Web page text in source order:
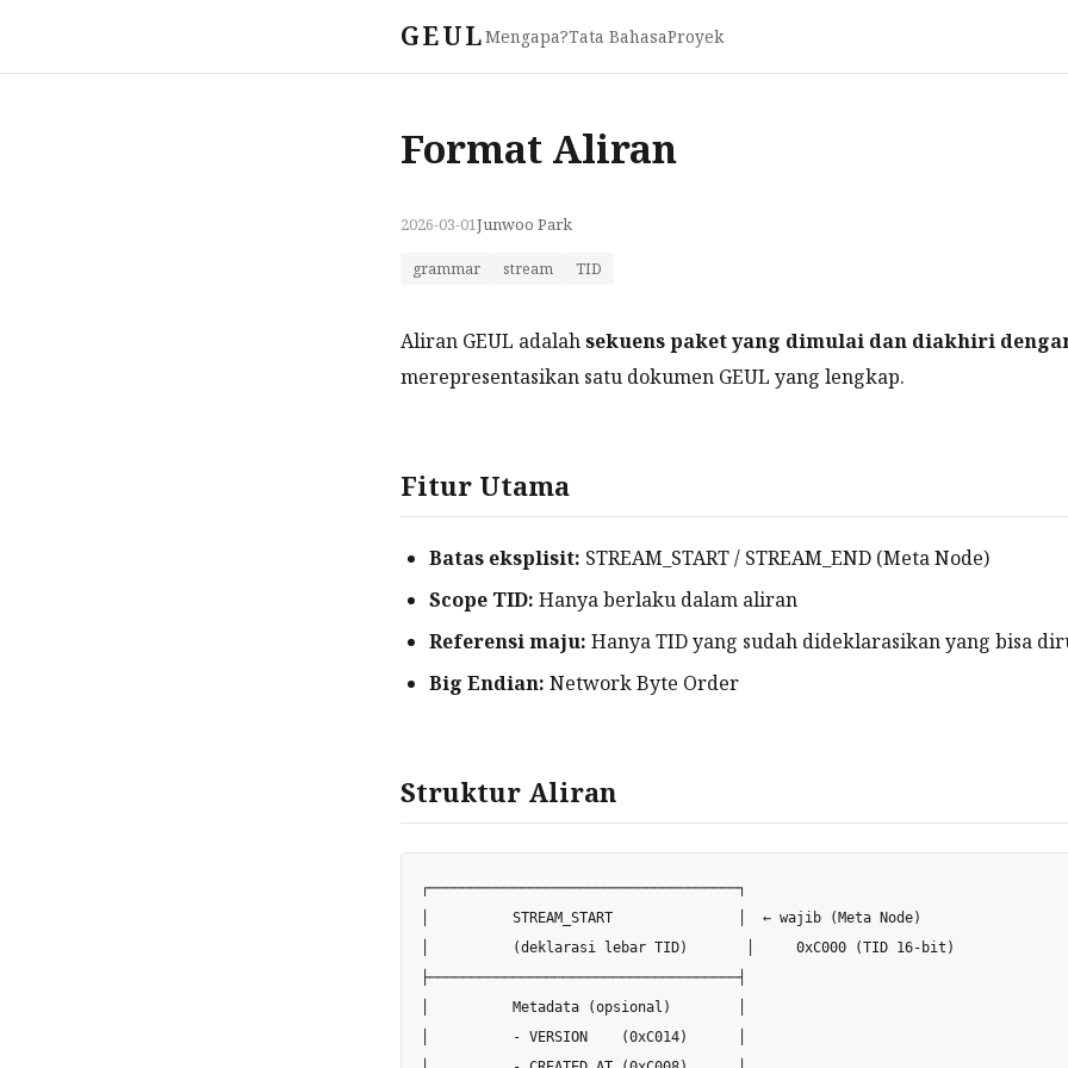
GEULMengapa?Tata BahasaProyek
Format Aliran
2026-03-01Junwoo Park
grammar stream TID
Aliran GEUL adalahsekuens paket yang dimulai dan diakhiri
merepresentasikan satu dokumen GEUL yang lengkap.
Fitur Utama
Batas eksplisit: STREAM_START / STREAM_END (Meta Node)
Scope TID: Hanya berlaku dalam aliran
Referensi maju: Hanya TID yang sudah dideklarasikan yang bisa
Big Endian: Network Byte Order
Struktur Aliran
┌─────────────────────────────────────┐
│          STREAM_START               │  ← wajib (Meta Node)
│          (deklarasi lebar TID)       │     0xC000 (TID 16-bit)
├─────────────────────────────────────┤
│          Metadata (opsional)        │
│          - VERSION    (0xC014)      │